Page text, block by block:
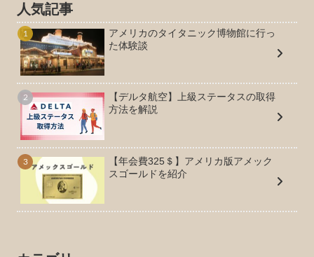
人気記事
アメリカのタイタニック博物館に行っ
た体験談
【デルタ航空】上級ステータスの取得
方法を解説
【年会費325＄】アメリカ版アメック
スゴールドを紹介